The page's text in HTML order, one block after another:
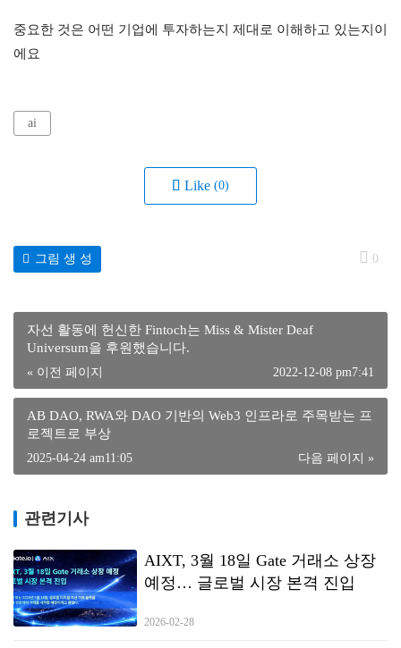
중요한 것은 어떤 기업에 투자하는지 제대로 이해하고 있는지이
에요
ai
Like (0)
0
그림 생 성
자선 활동에 헌신한 Fintoch는 Miss & Mister Deaf
Universum을 후원했습니다.
« 이전 페이지 2022-12-08 pm7:41
AB DAO, RWA와 DAO 기반의 Web3 인프라로 주목받는 프
로젝트로 부상
다음 페이지 »
2025-04-24 am11:05
관련기사
AIXT, 3월 18일 Gate 거래소 상장
예정… 글로벌 시장 본격 진입
2026-02-28